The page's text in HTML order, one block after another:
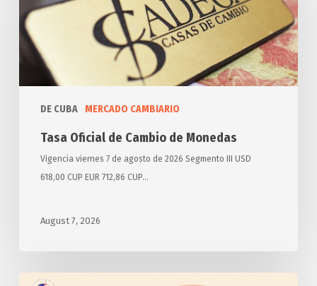
DE CUBA MERCADO CAMBIARIO
Cambio
de
Monedas
Tasa Oficial de Cambio de Monedas
Vigencia viernes 7 de agosto de 2026 Segmento III USD
618,00 CUP EUR 712,86 CUP…
August 7, 2026
Anuncia